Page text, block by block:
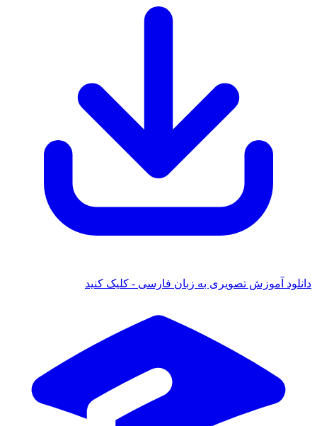
دانلود آموزش تصویری به زبان فارسی - کلیک کنید